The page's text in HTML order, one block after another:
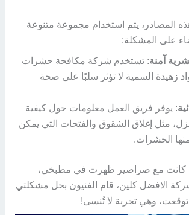
المصادر، يتم استخدام مجموعة متنوعة
على المشكلة:
آمنة: تستخدم شركة مكافحة حشرات
زهيدة السمية لا تؤثر سلبًا على صحة
: يوفر فريق العمل معلومات حول كيفية
مثل إغلاق الشقوق والفتحات التي يمكن
الحشرات.
كانت مع صراصير ظهرت في مطبخي،
الافضل كلين، قام الفنيون بحل مشكلتي
وهي تجربة لا تُنسى!